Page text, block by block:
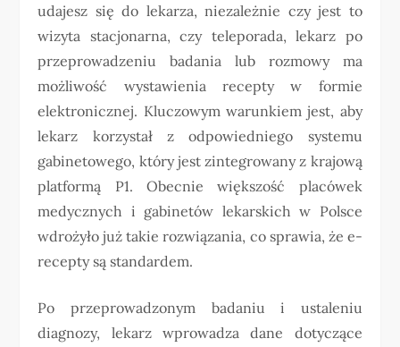
udajesz się do lekarza, niezależnie czy jest to
wizyta stacjonarna, czy teleporada, lekarz po
przeprowadzeniu badania lub rozmowy ma
możliwość wystawienia recepty w formie
elektronicznej. Kluczowym warunkiem jest, aby
lekarz korzystał z odpowiedniego systemu
gabinetowego, który jest zintegrowany z krajową
platformą P1. Obecnie większość placówek
medycznych i gabinetów lekarskich w Polsce
wdrożyło już takie rozwiązania, co sprawia, że e-
recepty są standardem.
Po przeprowadzonym badaniu i ustaleniu
diagnozy, lekarz wprowadza dane dotyczące